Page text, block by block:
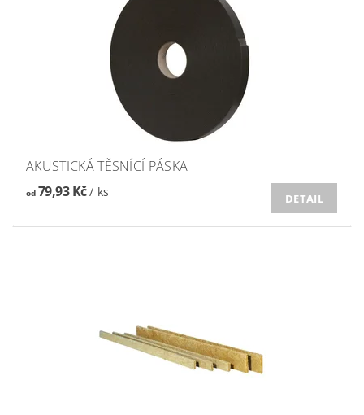
AKUSTICKÁ TĚSNÍCÍ PÁSKA
od79,93 Kč/ ks DETAIL